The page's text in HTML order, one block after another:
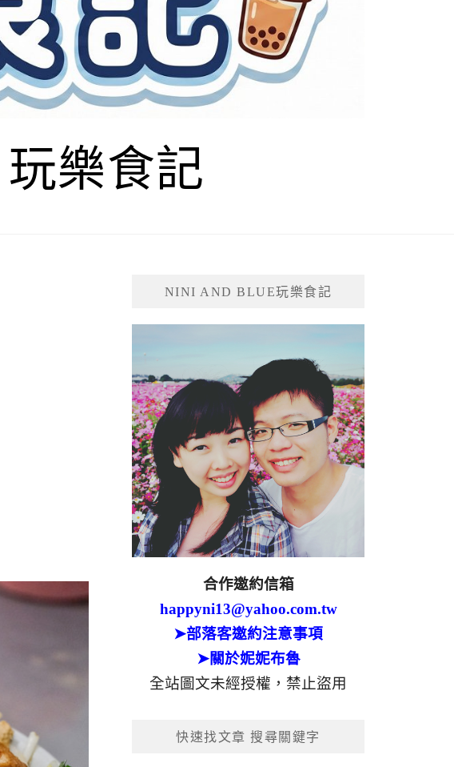
樂食記
NINI AND BLUE玩樂食記
合作邀約信箱
happyni13@yahoo.com.tw
➤部落客邀約注意事項
➤關於妮妮布魯
全站圖文未經授權，禁止盜用
快速找文章 搜尋關鍵字